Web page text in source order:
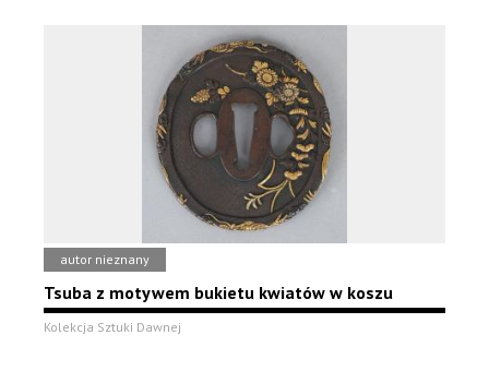
autor nieznany
Tsuba z motywem bukietu kwiatów w koszu
Kolekcja Sztuki Dawnej